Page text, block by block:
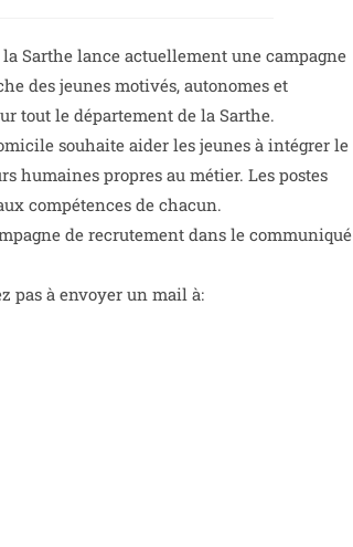
Sarthe lance actuellement une campagne
des jeunes motivés, autonomes et
tout le département de la Sarthe.
souhaite aider les jeunes à intégrer le
humaines propres au métier. Les postes
compétences de chacun.
de recrutement dans le communiqué
pas à envoyer un mail à: